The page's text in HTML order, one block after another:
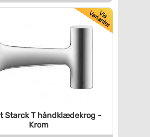
Starck T håndklædekrog -
Krom